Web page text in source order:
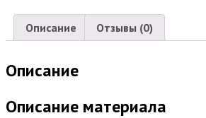
Описание Отзывы (0)
Описание
Описание материала